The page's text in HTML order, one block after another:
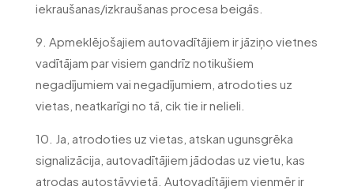
iekraušanas/izkraušanas procesa beigās.
9. Apmeklējošajiem autovadītājiem ir jāziņo vietnes
vadītājam par visiem gandrīz notikušiem
negadījumiem vai negadījumiem, atrodoties uz
vietas, neatkarīgi no tā, cik tie ir nelieli.
10. Ja, atrodoties uz vietas, atskan ugunsgrēka
signalizācija, autovadītājiem jādodas uz vietu, kas
atrodas autostāvvietā. Autovadītājiem vienmēr ir